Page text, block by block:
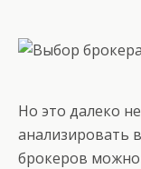
Но это далеко
анализировать
брокеров можно